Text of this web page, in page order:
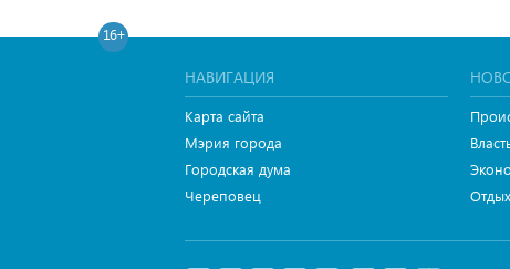
16+
НАВИГАЦИЯ
Карта сайта
Мэрия города
Городская дума
Череповец
Отдых